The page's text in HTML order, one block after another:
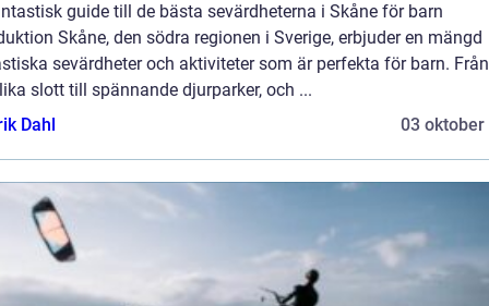
guide till de bästa sevärdheterna i Skåne för barn
Skåne, den södra regionen i Sverige, erbjuder en mängd
sevärdheter och aktiviteter som är perfekta för barn. Från
slott till spännande djurparker, och ...
Dahl
03 oktober